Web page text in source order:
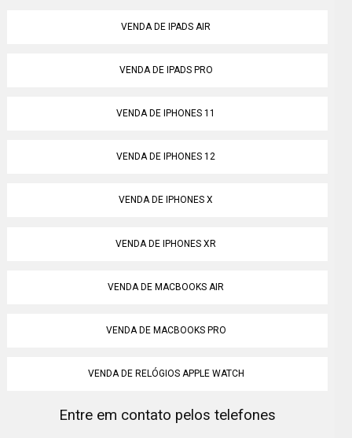
VENDA DE IPADS AIR
VENDA DE IPADS PRO
VENDA DE IPHONES 11
VENDA DE IPHONES 12
VENDA DE IPHONES X
VENDA DE IPHONES XR
VENDA DE MACBOOKS AIR
VENDA DE MACBOOKS PRO
VENDA DE RELÓGIOS APPLE WATCH
Entre em contato pelos telefones